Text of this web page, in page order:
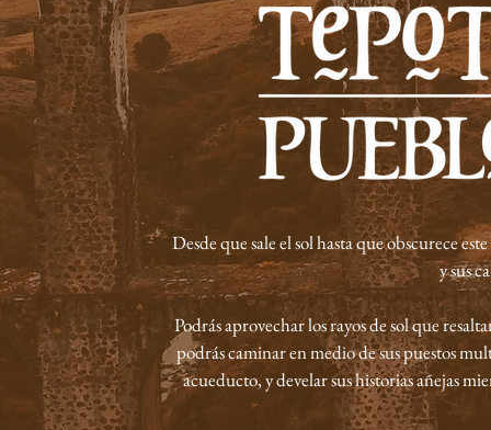
Desde que sale el sol hasta que obscurece
y sus
Podrás aprovechar los rayos de sol que
podrás caminar en medio de sus puestos
acueducto, y develar sus historias añejas